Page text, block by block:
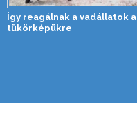
Így reagálnak a vadállatok a
tükörképükre